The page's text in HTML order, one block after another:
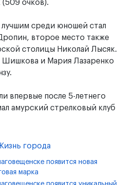
(509 очков).
лучшим среди юношей стал
второе место также
столицы Николай Лысяк.
Шишкова и Мария Лазаренко
впервые после 5-летнего
амурский стрелковый клуб
города
появится новая
марка